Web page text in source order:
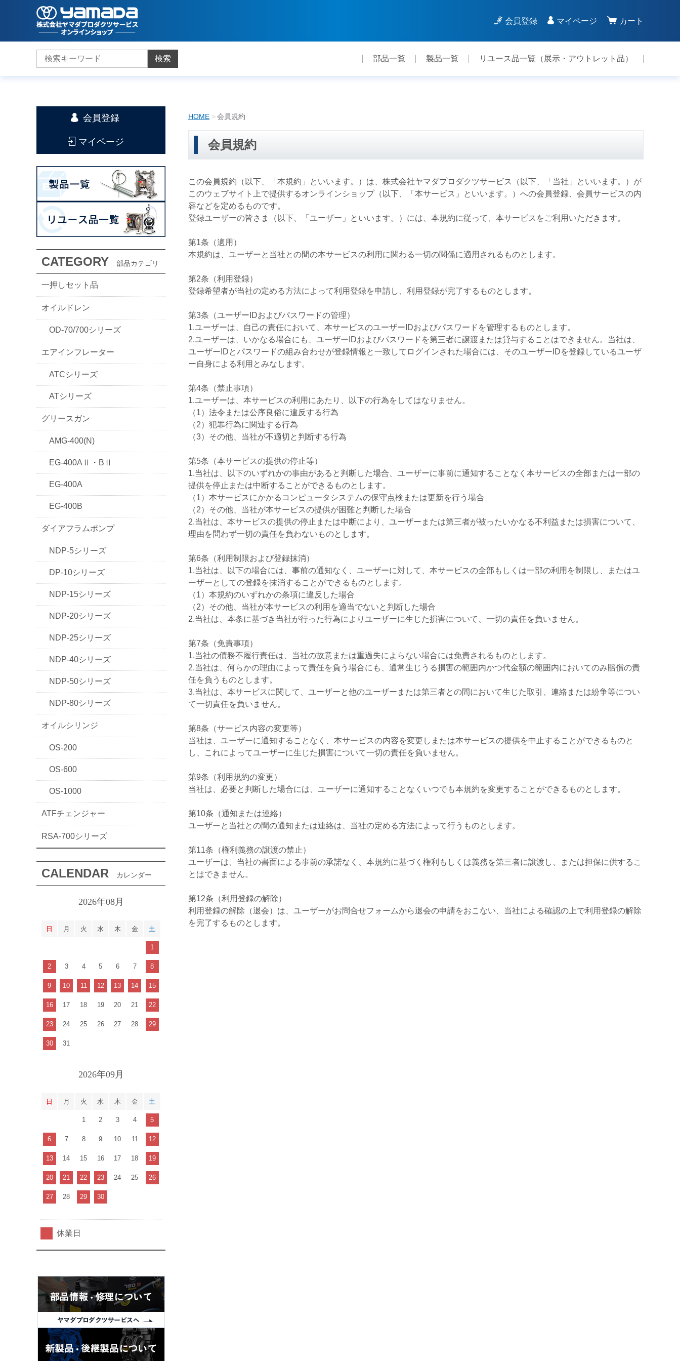
会員登録 マイページ カート
検索 部品一覧 製品一覧 リユース品一覧（展示・アウトレット品）
HOME 会員規約
会員規約
この会員規約（以下、「本規約」といいます。）は、株式会社ヤマダプロダクツサービス（以下、「当社」といいます。）が
このウェブサイト上で提供するオンラインショップ（以下、「本サービス」といいます。）への会員登録、会員サービスの内
容などを定めるものです。
登録ユーザーの皆さま（以下、「ユーザー」といいます。）には、本規約に従って、本サービスをご利用いただきます。
第1条（適用）
本規約は、ユーザーと当社との間の本サービスの利用に関わる一切の関係に適用されるものとします。
第2条（利用登録）
登録希望者が当社の定める方法によって利用登録を申請し、利用登録が完了するものとします。
第3条（ユーザーIDおよびパスワードの管理）
1.ユーザーは、自己の責任において、本サービスのユーザーIDおよびパスワードを管理するものとします。
2.ユーザーは、いかなる場合にも、ユーザーIDおよびパスワードを第三者に譲渡または貸与することはできません。当社は、
ユーザーIDとパスワードの組み合わせが登録情報と一致してログインされた場合には、そのユーザーIDを登録しているユーザ
ー自身による利用とみなします。
第4条（禁止事項）
1.ユーザーは、本サービスの利用にあたり、以下の行為をしてはなりません。
（1）法令または公序良俗に違反する行為
（2）犯罪行為に関連する行為
（3）その他、当社が不適切と判断する行為
第5条（本サービスの提供の停止等）
1.当社は、以下のいずれかの事由があると判断した場合、ユーザーに事前に通知することなく本サービスの全部または一部の
提供を停止または中断することができるものとします。
（1）本サービスにかかるコンピュータシステムの保守点検または更新を行う場合
（2）その他、当社が本サービスの提供が困難と判断した場合
2.当社は、本サービスの提供の停止または中断により、ユーザーまたは第三者が被ったいかなる不利益または損害について、
理由を問わず一切の責任を負わないものとします。
第6条（利用制限および登録抹消）
1.当社は、以下の場合には、事前の通知なく、ユーザーに対して、本サービスの全部もしくは一部の利用を制限し、またはユ
ーザーとしての登録を抹消することができるものとします。
（1）本規約のいずれかの条項に違反した場合
（2）その他、当社が本サービスの利用を適当でないと判断した場合
2.当社は、本条に基づき当社が行った行為によりユーザーに生じた損害について、一切の責任を負いません。
第7条（免責事項）
1.当社の債務不履行責任は、当社の故意または重過失によらない場合には免責されるものとします。
2.当社は、何らかの理由によって責任を負う場合にも、通常生じうる損害の範囲内かつ代金額の範囲内においてのみ賠償の責
任を負うものとします。
3.当社は、本サービスに関して、ユーザーと他のユーザーまたは第三者との間において生じた取引、連絡または紛争等につい
て一切責任を負いません。
第8条（サービス内容の変更等）
当社は、ユーザーに通知することなく、本サービスの内容を変更しまたは本サービスの提供を中止することができるものと
し、これによってユーザーに生じた損害について一切の責任を負いません。
第9条（利用規約の変更）
当社は、必要と判断した場合には、ユーザーに通知することなくいつでも本規約を変更することができるものとします。
第10条（通知または連絡）
ユーザーと当社との間の通知または連絡は、当社の定める方法によって行うものとします。
第11条（権利義務の譲渡の禁止）
ユーザーは、当社の書面による事前の承諾なく、本規約に基づく権利もしくは義務を第三者に譲渡し、または担保に供するこ
とはできません。
第12条（利用登録の解除）
利用登録の解除（退会）は、ユーザーがお問合せフォームから退会の申請をおこない、当社による確認の上で利用登録の解除
を完了するものとします。
会員登録
マイページ
CATEGORY 部品カテゴリ
一押しセット品
オイルドレン
OD-70/700シリーズ
エアインフレーター
ATCシリーズ
ATシリーズ
グリースガン
AMG-400(N)
EG-400AⅡ・BⅡ
EG-400A
EG-400B
ダイアフラムポンプ
NDP-5シリーズ
DP-10シリーズ
NDP-15シリーズ
NDP-20シリーズ
NDP-25シリーズ
NDP-40シリーズ
NDP-50シリーズ
NDP-80シリーズ
オイルシリンジ
OS-200
OS-600
OS-1000
ATFチェンジャー
RSA-700シリーズ
CALENDAR カレンダー
2026年08月
日 月 火 水 木 金 土
1
2 3 4 5 6 7 8
9 10 11 12 13 14 15
16 17 18 19 20 21 22
23 24 25 26 27 28 29
30 31
2026年09月
日 月 火 水 木 金 土
1 2 3 4 5
6 7 8 9 10 11 12
13 14 15 16 17 18 19
20 21 22 23 24 25 26
27 28 29 30
休業日